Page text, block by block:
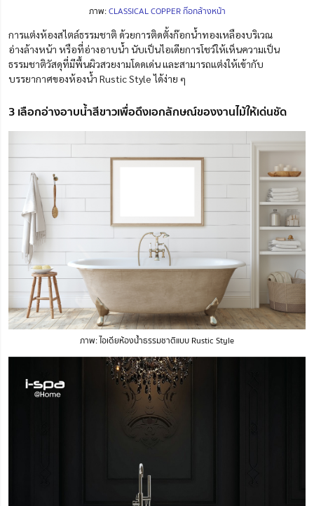
ภาพ:CLASSICAL COPPER ก๊อกล้างหน้า
การแต่งห้องสไตล์ธรรมชาติ ด้วยการติดตั้งก๊อกน้ำทองเหลืองบริเวณ
อ่างล้างหน้า หรือที่อ่างอาบน้ำ นับเป็นไอเดียการโชว์ให้เห็นความเป็น
ธรรมชาติวัสดุที่มีพื้นผิวสวยงามโดดเด่น และสามารถแต่งให้เข้ากับ
บรรยากาศของห้องน้ำ Rustic Style ได้ง่าย ๆ
3 เลือกอ่างอาบน้ำสีขาวเพื่อดึงเอกลักษณ์ของงานไม้ให้เด่นชัด
ภาพ: ไอเดียห้องน้ำธรรมชาติแบบ Rustic Style